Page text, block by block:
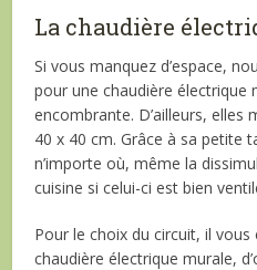
La chaudière
Si vous manquez d’espace,
pour une chaudière électrique
encombrante. D’ailleurs, elles
40 x 40 cm. Grâce à sa petite
n’importe où, même la
cuisine si celui-ci est bien
Pour le choix du circuit, il vous
chaudière électrique murale,